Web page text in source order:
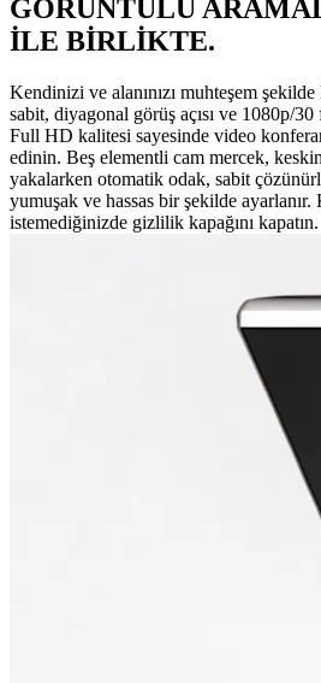
GÖRÜNTÜLÜ
İLE BİRLİKTE.
Kendinizi ve alanınızı muhteşem
sabit, diyagonal görüş açısı ve 1080p/
Full HD kalitesi sayesinde video
edinin. Beş elementli cam mercek,
yakalarken otomatik odak, sabit
yumuşak ve hassas bir şekilde
istemediğinizde gizlilik kapağını kapatın.